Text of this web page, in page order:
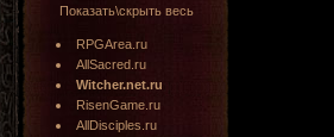
Показать\скрыть весь
RPGArea.ru
AllSacred.ru
Witcher.net.ru
RisenGame.ru
AllDisciples.ru